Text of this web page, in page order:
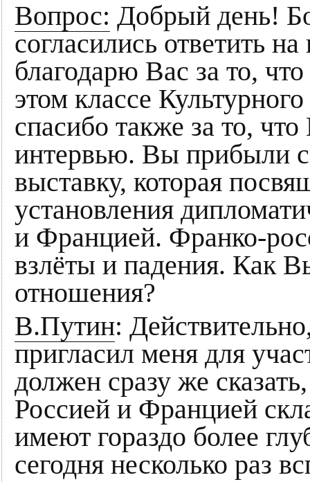
Вопрос: Добрый день!
согласились ответить
благодарю Вас за то,
этом классе
спасибо также за то,
интервью. Вы прибыли
выставку, которая
установления
и Францией. Франко-
взлёты и падения. Как
отношения?
В.Путин:
пригласил меня для
должен сразу же
Россией и Францией
имеют гораздо более
сегодня несколько раз